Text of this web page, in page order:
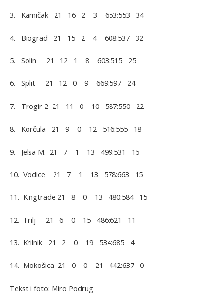
3. Kamičak 21 16 2 3 653:553 34
4. Biograd 21 15 2 4 608:537 32
5. Solin 21 12 1 8 603:515 25
6. Split 21 12 0 9 669:597 24
7. Trogir 2 21 11 0 10 587:550 22
8. Korčula 21 9 0 12 516:555 18
9. Jelsa M. 21 7 1 13 499:531 15
10. Vodice 21 7 1 13 578:663 15
11. Kingtrade 21 8 0 13 480:584 15
12. Trilj 21 6 0 15 486:621 11
13. Krilnik 21 2 0 19 534:685 4
14. Mokošica 21 0 0 21 442:637 0
Tekst i foto: Miro Podrug